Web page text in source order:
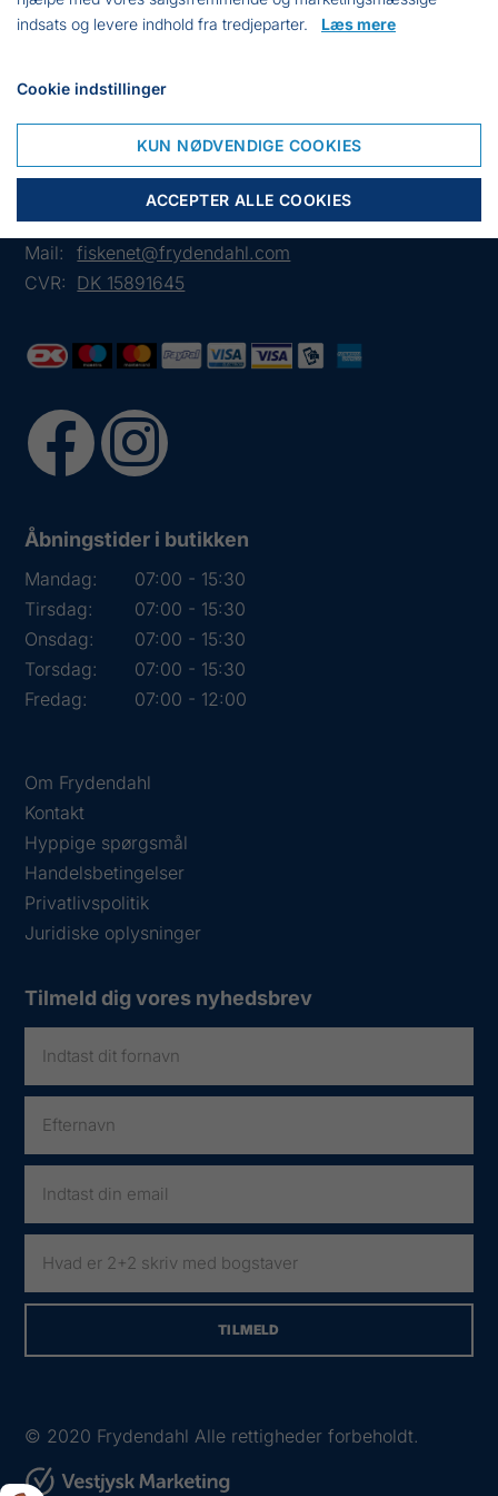
Mærke: Blue Star
Frejasvej 7 A
6950 Ringkøbing
Tlf.:
+45 97 31 13 11
Mail:
fiskenet@frydendahl.com
CVR: DK 15891645
Åbningstider i butikken
Mandag:
07:00 - 15:30
Tirsdag:
07:00 - 15:30
Onsdag:
07:00 - 15:30
Torsdag:
07:00 - 15:30
Fredag:
07:00 - 12:00
Om Frydendahl
Kontakt
Hyppige spørgsmål
Handelsbetingelser
Privatlivspolitik
Juridiske oplysninger
Tilmeld dig vores nyhedsbrev
© 2020 Frydendahl Alle rettigheder forbeholdt.
indsats og levere indhold fra tredjeparter. Læs mere
Cookie indstillinger
KUN NØDVENDIGE COOKIES
ACCEPTER ALLE COOKIES